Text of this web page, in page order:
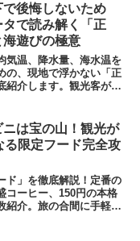
後悔しないため
で読み解く「正
遊びの極意
気温、降水量、海水温を
の、現地で浮かない「正
紹介します。観光客が思
は宝の山！観光が
る限定フード完全攻
ド」を徹底解説！定番の
コーヒー、150円の本格
紹介。旅の合間に手軽に